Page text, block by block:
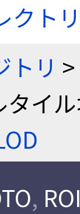
クト
トリ >
タイ
,